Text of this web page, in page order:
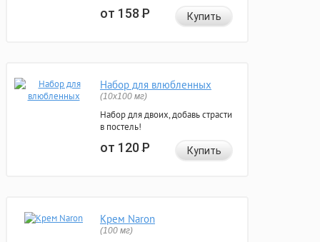
от 158Р Купить
Набор для влюбленных
(10х100 мг)
Набор для двоих, добавь страсти
в постель!
от 120Р Купить
Крем Naron
(100 мг)